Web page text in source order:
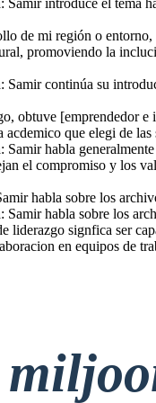
Explicación de la escena: Samir habla sobre los
motivar y guiar a
fomentando la toma de
efectivas y la
conflictos. tambien
promover la
colaboracion en
trabajo, impulsando la
y generando un
en mi entorno
Samir introduce el tema
de mi región o
promoviendo la
Samir continúa su
obtuve [emprendedor
que elegi de las
Samir habla
el compromiso y los
habla sobre los
Samir habla sobre los
liderazgo signfica ser
en equipos de